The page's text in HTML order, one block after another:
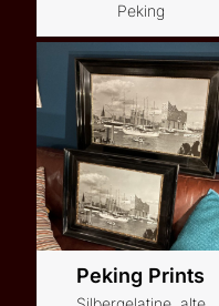
Peking
Peking Prints